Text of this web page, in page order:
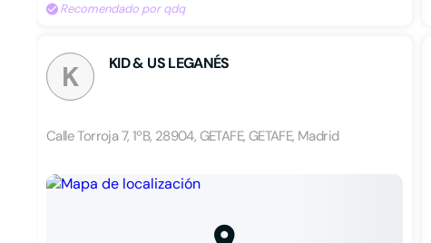
Recomendado por qdq
K KID & US LEGANÉS
Calle Torroja 7, 1ºB, 28904, GETAFE, GETAFE, Madrid